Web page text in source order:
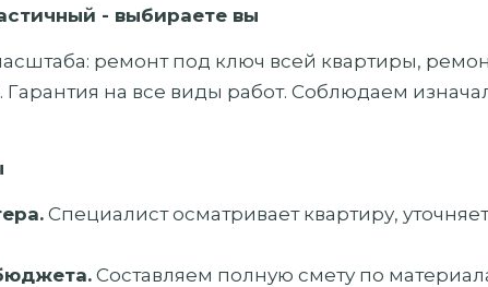
- выбираете вы
ремонт под ключ всей квартиры,
на все виды работ. Соблюдаем
Специалист осматривает квартиру,
Составляем полную смету по